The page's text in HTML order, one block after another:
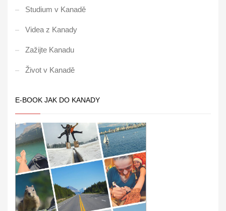
Studium v Kanadě
Videa z Kanady
Zažijte Kanadu
Život v Kanadě
E-BOOK JAK DO KANADY